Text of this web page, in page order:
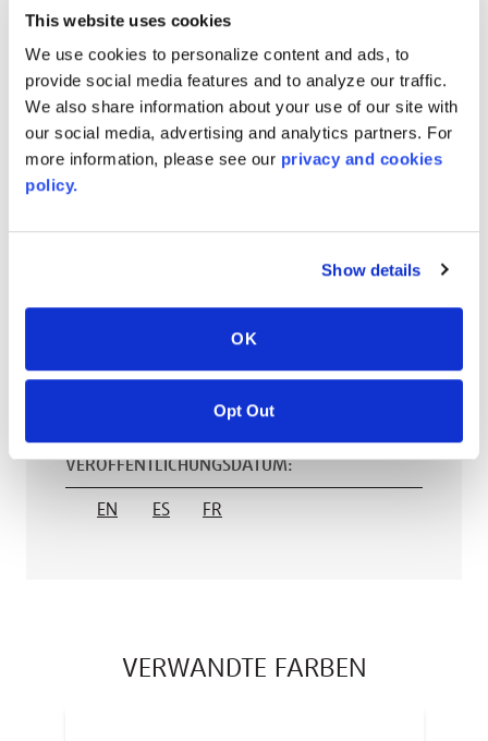
This website uses cookies
We use cookies to personalize content and ads, to
provide social media features and to analyze our traffic.
We also share information about your use of our site with
our social media, advertising and analytics partners. For
more information, please see our privacy and cookies
policy.
Show details
OK
Opt Out
up to 2743mm(reel)W x
(reel)L x3 mmcaliper
up to 2743mm(reel) W xup to 226000 mm
(reel)L x4.5mmcaliper
up to 2743mm(reel)W xup to 226000mm
(reel)
VERÖFFENTLICHUNGSDATUM:
EN ES FR
VERWANDTE FARBEN